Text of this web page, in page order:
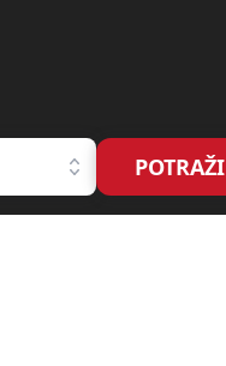
POTRAŽI